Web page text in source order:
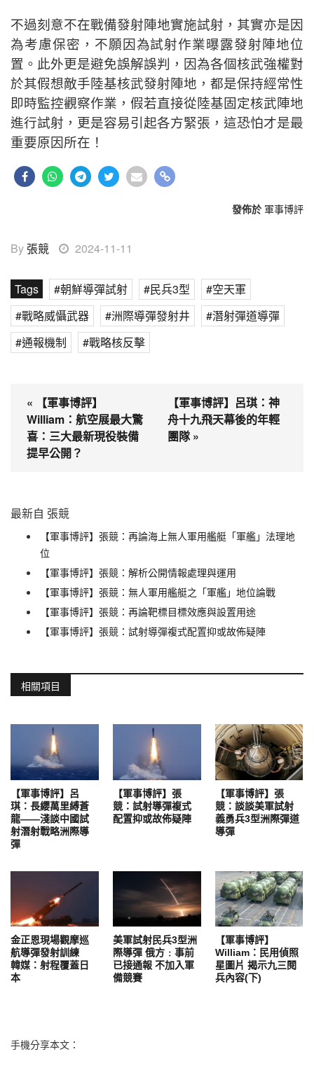
不過刻意不在戰備發射陣地實施試射，其實亦是因
為考慮保密，不願因為試射作業曝露發射陣地位
置。此外更是避免誤解誤判，因為各個核武強權對
於其假想敵手陸基核武發射陣地，都是保持經常性
即時監控觀察作業，假若直接從陸基固定核武陣地
進行試射，更是容易引起各方緊張，這恐怕才是最
重要原因所在！
發佈於 軍事博評
By 張競 2024-11-11
Tags 朝鮮導彈試射 民兵3型
空天軍
戰略威懾武器
洲際導彈發射井
潛射彈道導彈
通報機制
戰略核反擊
« 【軍事博評】
William：航空展最大驚
喜：三大最新現役裝備
提早公開？
【軍事博評】呂琪：神
舟十九飛天幕後的年輕
團隊 »
最新自 張競
【軍事博評】張競：再論海上無人軍用艦艇「軍艦」法理地
位
【軍事博評】張競：解析公開情報處理與運用
【軍事博評】張競：無人軍用艦艇之「軍艦」地位論戰
【軍事博評】張競：再論靶標目標效應與設置用途
【軍事博評】張競：試射導彈複式配置抑或故佈疑陣
相關項目
【軍事博評】呂
琪：長纓萬里縛蒼
龍——淺談中國試
射潛射戰略洲際導
彈
【軍事博評】張
競：試射導彈複式
配置抑或故佈疑陣
【軍事博評】張
競：談談美軍試射
義勇兵3型洲際彈道
導彈
金正恩現場觀摩巡
航導彈發射訓練
韓媒：射程覆蓋日
本
美軍試射民兵3型洲
際導彈 俄方﹕事前
已接通報 不加入軍
備競賽
【軍事博評】
William：民用偵照
星圖片 揭示九三閱
兵內容(下)
手機分享本文：